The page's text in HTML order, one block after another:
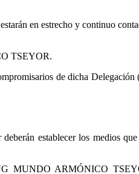
en estrecho y continuo
TSEYOR.
de dicha
establecer los medios
MUNDO ARMÓNICO